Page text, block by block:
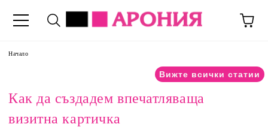
Начало
Вижте всички статии
Как да създадем впечатляваща
визитна картичка